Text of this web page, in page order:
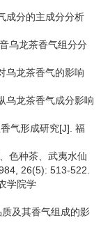
成分的主成分分析
乌龙茶香气组分分
乌龙茶香气的影响
乌龙茶香气成分影响
气形成研究[J]. 福
色种茶、武夷水仙
26(5): 513-522.
学院学
及其香气组成的影